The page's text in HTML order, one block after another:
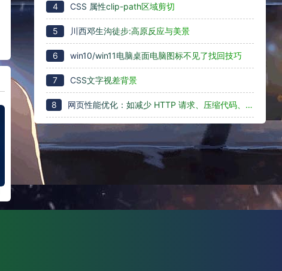
4 CSS 属性clip-path区域剪切
5 川西邓生沟徒步:高原反应与美景
6 win10/win11电脑桌面电脑图标不见了找回技巧
7 CSS文字视差背景
8 网页性能优化：如减少 HTTP 请求、压缩代码、使用缓存